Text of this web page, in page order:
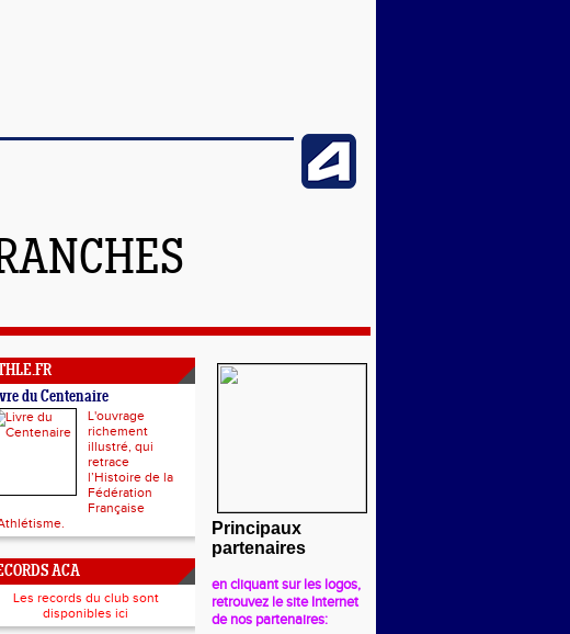
du Centenaire
L'ouvrage
richement
illustré, qui
retrace
l’Histoire de la
Fédération
Française
ACA
Les records du club sont
disponibles ici
Principaux
partenaires
en cliquant sur les logos,
retrouvez le site Internet
de nos partenaires: